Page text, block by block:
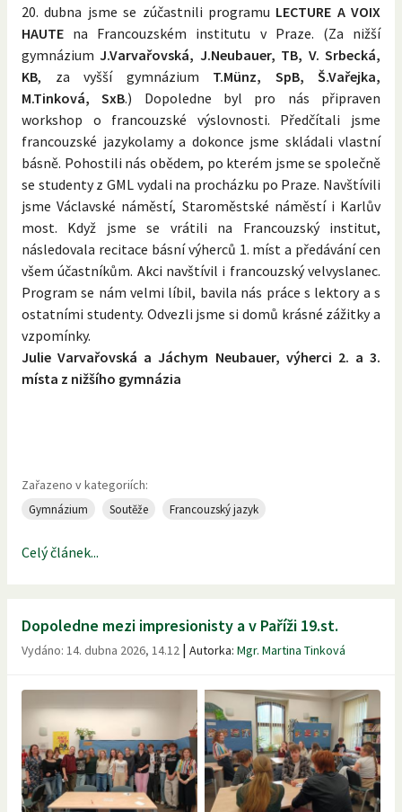
20. dubna jsme se zúčastnili programu LECTURE A VOIX
HAUTE na Francouzském institutu v Praze. (Za nižší
gymnáziumJ.Varvařovská, J.Neubauer, TB, V. Srbecká,
KB, za vyšší gymnázium T.Münz, SpB, Š.Vařejka,
M.Tinková, SxB.) Dopoledne byl pro nás připraven
workshop o francouzské výslovnosti. Předčítali jsme
francouzské jazykolamy a dokonce jsme skládali vlastní
básně. Pohostili nás obědem, po kterém jsme se společně
se studenty z GML vydali na procházku po Praze. Navštívili
jsme Václavské náměstí, Staroměstské náměstí i Karlův
most. Když jsme se vrátili na Francouzský institut,
následovala recitace básní výherců 1. míst a předávání cen
všem účastníkům. Akci navštívil i francouzský velvyslanec.
Program se nám velmi líbil, bavila nás práce s lektory a s
ostatními studenty. Odvezli jsme si domů krásné zážitky a
vzpomínky.
Julie Varvařovská a Jáchym Neubauer, výherci 2. a 3.
místa z nižšího gymnázia
Zařazeno v kategoriích:
Gymnázium Soutěže Francouzský jazyk
Celý článek...
Dopoledne mezi impresionisty a v Paříži 19.st.
Vydáno: 14. dubna 2026, 14.12 | Autorka: Mgr. Martina Tinková